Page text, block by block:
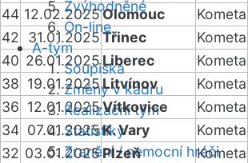
Zvýhodněné
On-line
A-tým
Soupiska
Změny v kádru
Realizační tým
Statistiky
Zranění / nemocní hráči
44 12.02.2025Olomouc Kometa
42
31.01.2025Třinec Kometa
40 26.01.2025Liberec Kometa
38 19.01.2025Litvínov Kometa
36 12.01.2025Vítkovice Kometa
34 07.01.2025K. Vary Kometa
32 03.01.2025Plzeň Kometa